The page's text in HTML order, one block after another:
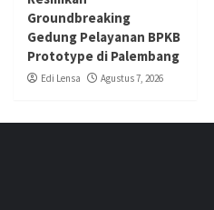
Groundbreaking
Gedung Pelayanan BPKB
Prototype di Palembang
Edi Lensa Agustus 7, 2026